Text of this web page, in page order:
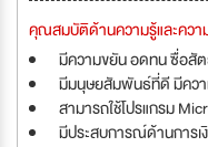
คุณสมบัติด้านความรู้และควา
มีความขยัน อดทน ซื่อสัต
มีมนุษยสัมพันธ์ที่ดี มีควา
สามารถใช้โปรแกรม
มีประสบการณ์ด้านการ